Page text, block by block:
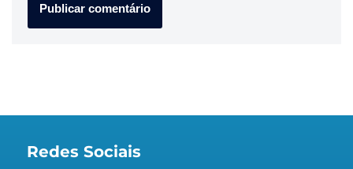
Redes Sociais